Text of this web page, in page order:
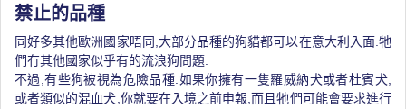
禁止的品種
同好多其他歐洲國家唔同,大部分品種的狗貓都可以在意大利入面.牠
們冇其他國家似乎有的流浪狗問題.
不過,有些狗被視為危險品種.如果你擁有一隻羅威納犬或者杜賓犬,
或者類似的混血犬,你就要在入境之前申報,而且牠們可能會要求進行